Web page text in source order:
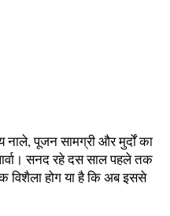
पूजन सामग्री और मुर्दों का
सनद रहे दस साल पहले तक
विशैला होग या है कि अब इससे